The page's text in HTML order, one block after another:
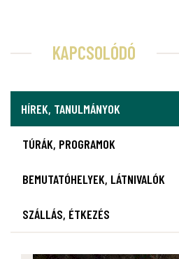
KAPCSOLÓDÓ
HÍREK, TANULMÁNYOK
TÚRÁK, PROGRAMOK
BEMUTATÓHELYEK, LÁTNIVALÓK
SZÁLLÁS, ÉTKEZÉS